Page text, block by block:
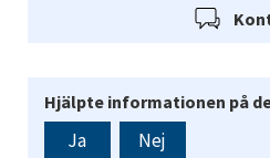
Hjälpte informationen på
Ja Nej